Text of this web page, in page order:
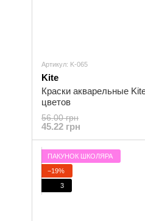
Артикул: K-065
Kite
Краски акварельные
цветов
56.00 грн
45.22 грн
ПАКУНОК ШКОЛЯРА
−19%
3